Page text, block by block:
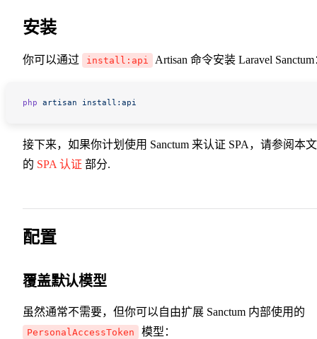
安装
你可以通过 install:api Artisan 命令安装 Laravel Sanctum
php artisan install:api
接下来，如果你计划使用 Sanctum 来认证 SPA，请参阅本
的 SPA 认证 部分.
配置
覆盖默认模型
虽然通常不需要，但你可以自由扩展 Sanctum 内部使用的
PersonalAccessToken 模型：